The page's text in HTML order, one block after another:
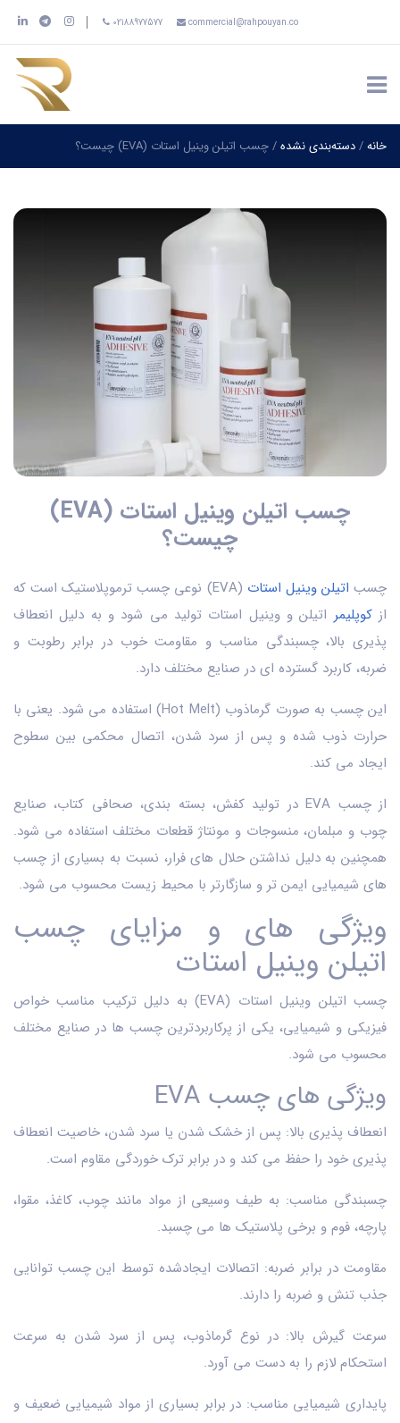
commercial@rahpouyan.co
02188977577
خانه/دسته‌بندی نشده/چسب اتیلن وینیل استات (EVA) چیست؟
چسب اتیلن وینیل استات (EVA)
چیست؟
چسب اتیلن وینیل استات
(EVA) نوعی چسب ترموپلاستیک است که
ازکوپلیمر اتیلن و وینیل استات تولید می شود و به دلیل انعطاف
پذیری بالا، چسبندگی مناسب و مقاومت خوب در برابر رطوبت و
ضربه، کاربرد گسترده ای در صنایع مختلف دارد.
این چسب به صورت گرماذوب (Hot Melt) استفاده می شود. یعنی با
حرارت ذوب شده و پس از سرد شدن، اتصال محکمی بین سطوح
ایجاد می کند.
از چسب EVA در تولید کفش، بسته بندی، صحافی کتاب، صنایع
چوب و مبلمان، منسوجات و مونتاژ قطعات مختلف استفاده می شود.
همچنین به دلیل نداشتن حلال های فرار، نسبت به بسیاری از چسب
های شیمیایی ایمن تر و سازگارتر با محیط زیست محسوب می شود.
ویژگی های و مزایای چسب
اتیلن وینیل استات
چسب اتیلن وینیل استات (EVA) به دلیل ترکیب مناسب خواص
فیزیکی و شیمیایی، یکی از پرکاربردترین چسب ها در صنایع مختلف
محسوب می شود.
ویژگی های چسب EVA
انعطاف پذیری بالا: پس از خشک شدن یا سرد شدن، خاصیت انعطاف
پذیری خود را حفظ می کند و در برابر ترک خوردگی مقاوم است.
چسبندگی مناسب: به طیف وسیعی از مواد مانند چوب، کاغذ، مقوا،
پارچه، فوم و برخی پلاستیک ها می چسبد.
مقاومت در برابر ضربه: اتصالات ایجادشده توسط این چسب توانایی
جذب تنش و ضربه را دارند.
سرعت گیرش بالا: در نوع گرماذوب، پس از سرد شدن به سرعت
استحکام لازم را به دست می آورد.
پایداری شیمیایی مناسب: در برابر بسیاری از مواد شیمیایی ضعیف و